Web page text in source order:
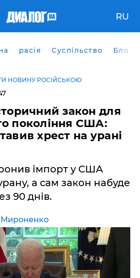
RU
расія Суспільство Блоги
НОВИНУ РОСІЙСЬКОЮ
закон для
покоління США:
хрест на урані
імпорт у США
а сам закон набуде
90 днів.